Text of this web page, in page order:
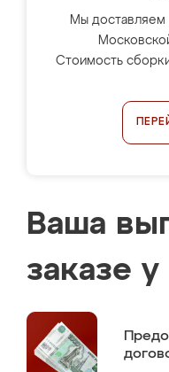
Мы
Стоимость
Ваша
заказе у